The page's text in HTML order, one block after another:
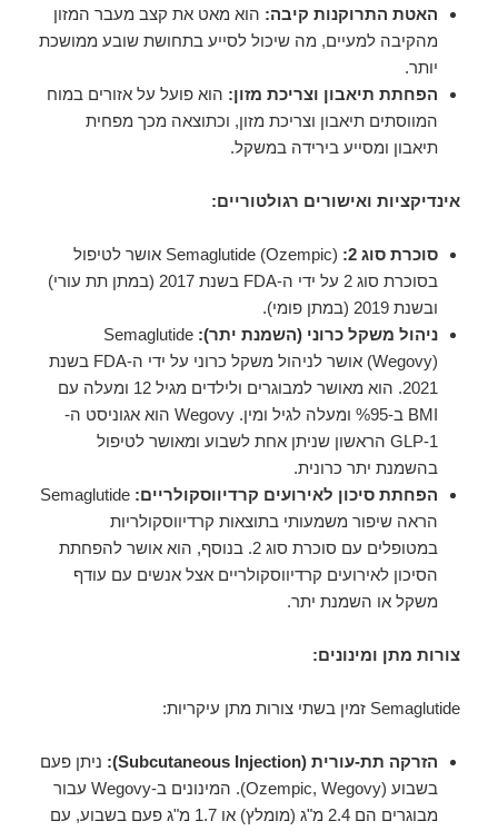
האטת התרוקנות קיבה: הוא מאט את קצב מעבר המזון
מהקיבה למעיים, מה שיכול לסייע בתחושת שובע ממושכת
יותר.
הפחתת תיאבון וצריכת מזון: הוא פועל על אזורים במוח
המווסתים תיאבון וצריכת מזון, וכתוצאה מכך מפחית
תיאבון ומסייע בירידה במשקל.
אינדיקציות ואישורים רגולטוריים:
סוכרת סוג 2:
Semaglutide (Ozempic) אושר לטיפול
בסוכרת סוג 2 על ידי ה-FDA בשנת 2017 (במתן תת עורי)
ובשנת 2019 (במתן פומי).
ניהול משקל כרוני (השמנת יתר): Semaglutide
(Wegovy) אושר לניהול משקל כרוני על ידי ה-FDA בשנת
2021. הוא מאושר למבוגרים ולילדים מגיל 12 ומעלה עם
BMI ב-%95 ומעלה לגיל ומין. Wegovy הוא אגוניסט ה-
GLP-1 הראשון שניתן אחת לשבוע ומאושר לטיפול
בהשמנת יתר כרונית.
הפחתת סיכון לאירועים קרדיווסקולריים: Semaglutide
הראה שיפור משמעותי בתוצאות קרדיווסקולריות
במטופלים עם סוכרת סוג 2. בנוסף, הוא אושר להפחתת
הסיכון לאירועים קרדיווסקולריים אצל אנשים עם עודף
משקל או השמנת יתר.
צורות מתן ומינונים:
Semaglutide זמין בשתי צורות מתן עיקריות:
הזרקה תת-עורית (Subcutaneous Injection):
ניתן פעם
בשבוע (Ozempic, Wegovy). המינונים ב-Wegovy עבור
מבוגרים הם 2.4 מ"ג (מומלץ) או 1.7 מ"ג פעם בשבוע, עם